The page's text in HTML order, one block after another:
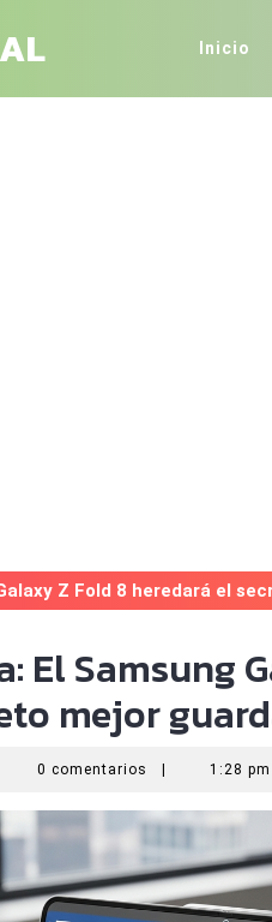
Inicio
Z Fold 8 heredará el
El Samsung
mejor
0 comentarios 1:28 pm